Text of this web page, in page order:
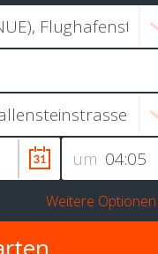
um
Weitere Optionen